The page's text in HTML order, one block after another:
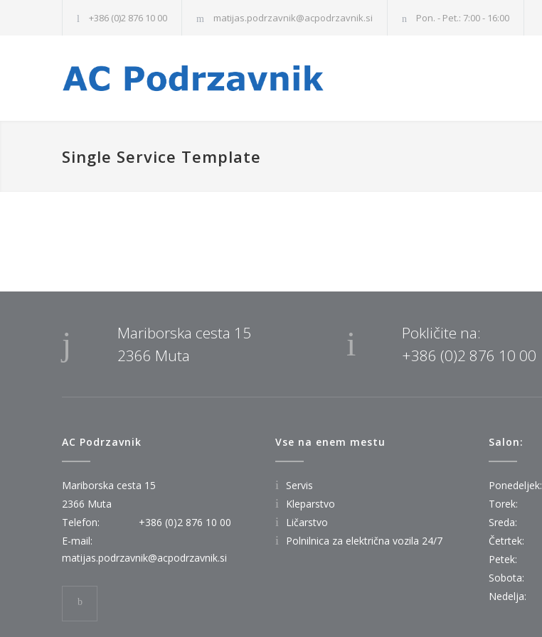
+386 (0)2 876 10 00 matijas.podrzavnik@acpodrzavnik.si Pon. - Pet.: 7:00 - 16:00
Single Service Template
Mariborska cesta 15
2366 Muta
Pokličite na:
+386 (0)2 876 10 00
AC Podrzavnik
Mariborska cesta 15
2366 Muta
Telefon:
+386 (0)2 876 10 00
E-mail:
matijas.podrzavnik@acpodrzavnik.si
Vse na enem mestu
Servis
Kleparstvo
Ličarstvo
Polnilnica za električna vozila 24/7
Salon:
Ponedeljek:
Torek:
Sreda:
Četrtek:
Petek:
Sobota:
Nedelja: